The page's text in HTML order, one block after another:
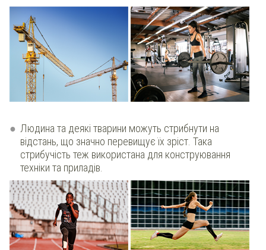
Людина та деякі тварини можуть стрибнути на
відстань, що значно перевищує їх зріст. Така
стрибучість теж використана для конструювання
техніки та приладів.